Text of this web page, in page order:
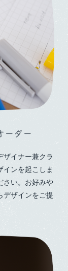
ーダー
ザイナー兼クラ
インを起こしま
さい。お好みや
デザインをご提